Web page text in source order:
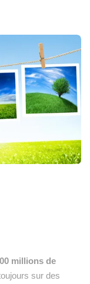
millions de
sur des